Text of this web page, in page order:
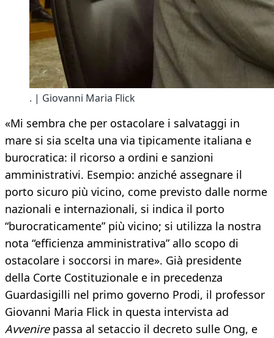
. | Giovanni Maria Flick
«Mi sembra che per ostacolare i salvataggi in
mare si sia scelta una via tipicamente italiana e
burocratica: il ricorso a ordini e sanzioni
amministrativi. Esempio: anziché assegnare il
porto sicuro più vicino, come previsto dalle norme
nazionali e internazionali, si indica il porto
“burocraticamente” più vicino; si utilizza la nostra
nota “efficienza amministrativa” allo scopo di
ostacolare i soccorsi in mare». Già presidente
della Corte Costituzionale e in precedenza
Guardasigilli nel primo governo Prodi, il professor
Giovanni Maria Flick in questa intervista ad
Avvenirepassa al setaccio il decreto sulle Ong, e